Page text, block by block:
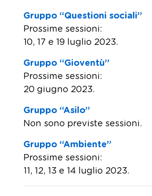
Gruppo “Questioni sociali”
Prossime sessioni:
10, 17 e 19 luglio 2023.
Gruppo “Gioventù”
Prossime sessioni:
20 giugno 2023.
Gruppo “Asilo”
Non sono previste sessioni.
Gruppo “Ambiente”
Prossime sessioni:
11, 12, 13 e 14 luglio 2023.